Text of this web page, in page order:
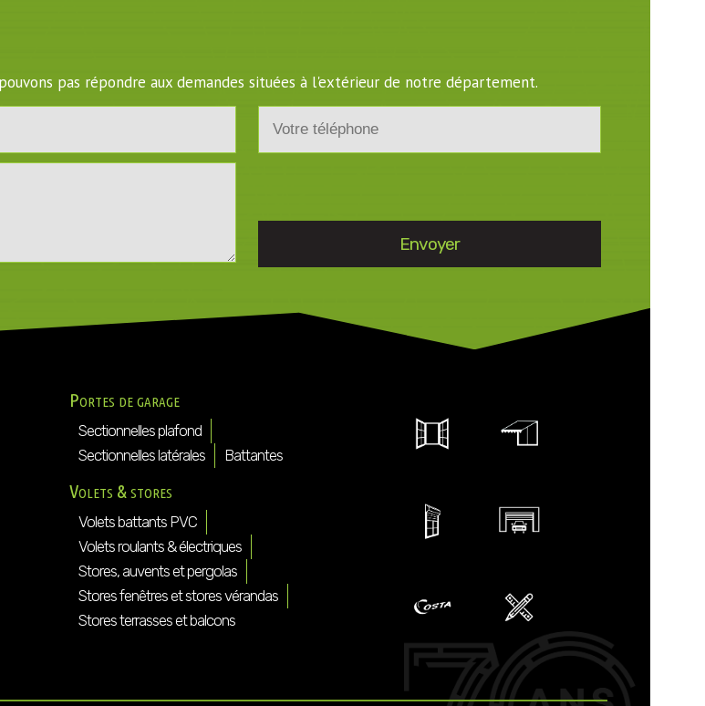
pas répondre aux demandes situées à l'extérieur de notre département.
Portes de garage
Sectionnelles plafond
Sectionnelles latérales
Battantes
Volets & stores
Volets battants PVC
Volets roulants & électriques
Stores, auvents et pergolas
Stores fenêtres et stores vérandas
Stores terrasses et balcons